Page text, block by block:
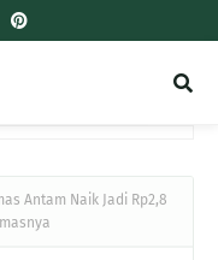
Antam Naik Jadi Rp2,8